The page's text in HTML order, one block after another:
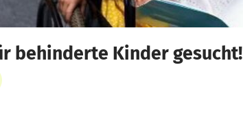
behinderte Kinder gesucht!